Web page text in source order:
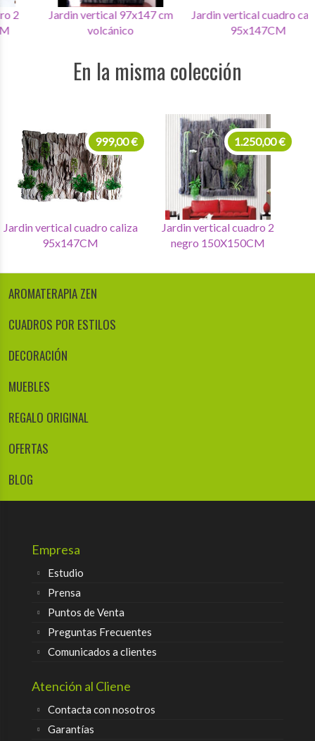
Jardin vertical 97x147 cm
volcánico
Jardin vertical cuadro caliza
95x147CM
En la misma colección
Jardin vertical cuadro caliza
95x147CM
999,00 €
Jardin vertical cuadro 2
negro 150X150CM
1.250,00 €
AROMATERAPIA ZEN
CUADROS POR ESTILOS
DECORACIÓN
MUEBLES
REGALO ORIGINAL
OFERTAS
BLOG
Empresa
Estudio
Prensa
Puntos de Venta
Preguntas Frecuentes
Comunicados a clientes
Atención al Cliene
Contacta con nosotros
Garantías